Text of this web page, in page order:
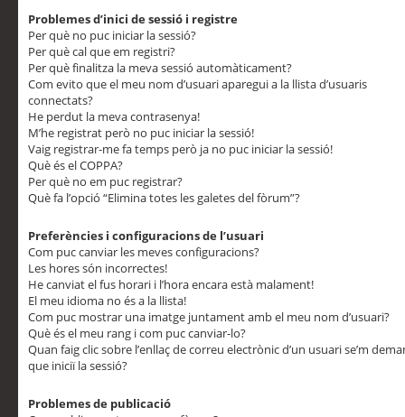
Problemes d’inici de sessió i registre
Per què no puc iniciar la sessió?
Per què cal que em registri?
Per què finalitza la meva sessió automàticament?
Com evito que el meu nom d’usuari aparegui a la llista d’usuaris
connectats?
He perdut la meva contrasenya!
M’he registrat però no puc iniciar la sessió!
Vaig registrar-me fa temps però ja no puc iniciar la sessió!
Què és el COPPA?
Per què no em puc registrar?
Què fa l’opció “Elimina totes les galetes del fòrum”?
Preferències i configuracions de l’usuari
Com puc canviar les meves configuracions?
Les hores són incorrectes!
He canviat el fus horari i l’hora encara està malament!
El meu idioma no és a la llista!
Com puc mostrar una imatge juntament amb el meu nom d’usuari?
Què és el meu rang i com puc canviar-lo?
Quan faig clic sobre l’enllaç de correu electrònic d’un usuari se’m
que iniciï la sessió?
Problemes de publicació